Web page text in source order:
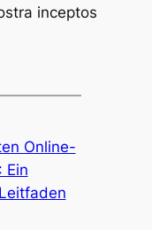
inceptos
Online-
Ein